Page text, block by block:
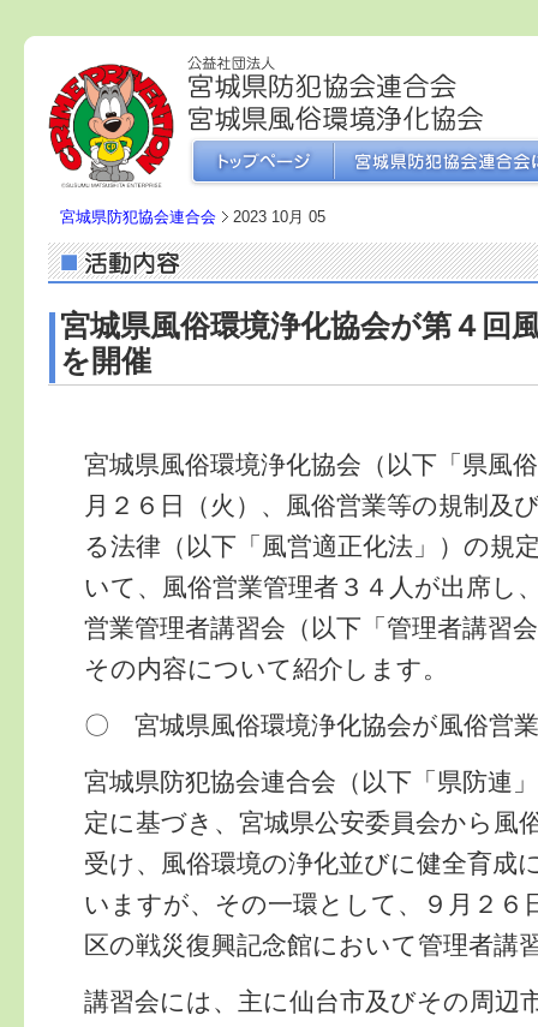
宮城県防犯協会連合会 2023 10月 05
宮城県風俗環境浄化協会が第４回
を開催
宮城県風俗環境浄化協会（以下「県風
月２６日（火）、風俗営業等の規制及
る法律（以下「風営適正化法」）の規
いて、風俗営業管理者３４人が出席し
営業管理者講習会（以下「管理者講習
その内容について紹介します。
〇 宮城県風俗環境浄化協会が風俗営
宮城県防犯協会連合会（以下「県防連
定に基づき、宮城県公安委員会から風
受け、風俗環境の浄化並びに健全育成
いますが、その一環として、９月２６
区の戦災復興記念館において管理者講
講習会には、主に仙台市及びその周辺